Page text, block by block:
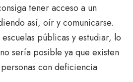
tener acceso a un
así, oír y comunicarse.
públicas y estudiar, lo
sería posible ya que existen
con deficiencia